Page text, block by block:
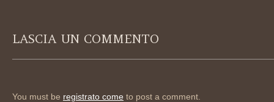
LASCIA UN COMMENTO
You must be registrato come to post a comment.